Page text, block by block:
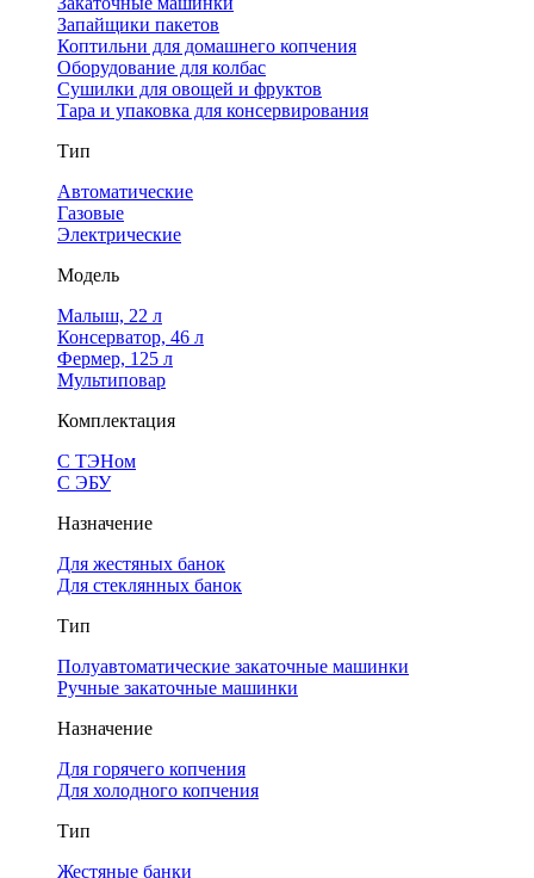
Запайщики пакетов
Коптильни для домашнего копчения
Оборудование для колбас
Сушилки для овощей и фруктов
Тара и упаковка для консервирования
Тип
Автоматические
Газовые
Электрические
Модель
Малыш, 22 л
Консерватор, 46 л
Фермер, 125 л
Мультиповар
Комплектация
С ТЭНом
С ЭБУ
Назначение
Для жестяных банок
Для стеклянных банок
Тип
Полуавтоматические закаточные машинки
Ручные закаточные машинки
Назначение
Для горячего копчения
Для холодного копчения
Тип
Жестяные банки